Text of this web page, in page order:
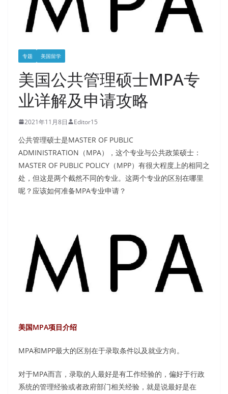
专题 美国留学
美国公共管理硕士MPA专
业详解及申请攻略
2021年11月8日 Editor15
公共管理硕士是MASTER OF PUBLIC
ADMINISTRATION（MPA），这个专业与公共政策硕士：
MASTER OF PUBLIC POLICY（MPP）有很大程度上的相同之
处，但这是两个截然不同的专业。这两个专业的区别在哪里
呢？应该如何准备MPA专业申请？
美国MPA项目介绍
MPA和MPP最大的区别在于录取条件以及就业方向。
对于MPA而言，录取的人最好是有工作经验的，偏好于行政
系统的管理经验或者政府部门相关经验，就是说最好是在